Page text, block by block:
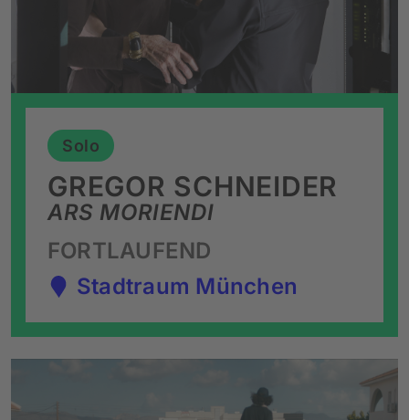
Solo
ARS MORIENDI
GREGOR SCHNEIDER
FORTLAUFEND
Stadtraum München